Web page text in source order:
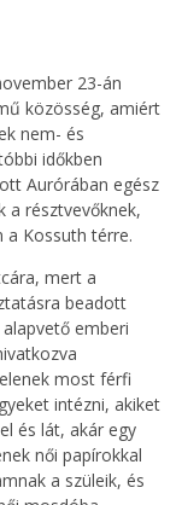
23-án
közösség, amiért
nem- és
időkben
Aurórában egész
a résztvevőknek,
Kossuth térre.
mert a
beadott
emberi
most férfi
intézni, akiket
és lát, akár egy
női papírokkal
a szüleik, és